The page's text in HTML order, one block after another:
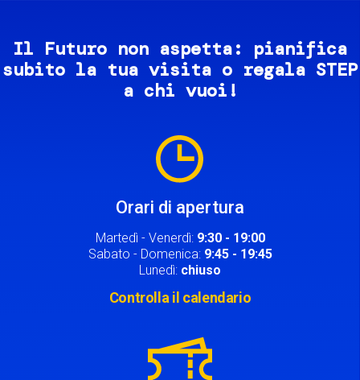
Il Futuro non aspetta: pianifica
subito la tua visita o regala STEP
a chi vuoi!
Orari di apertura
Martedì - Venerdì: 9:30 - 19:00
Sabato - Domenica: 9:45 - 19:45
Lunedì: chiuso
Controlla il calendario